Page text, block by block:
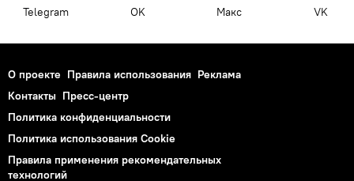
Telegram OK Макс VK
О проекте Правила использования Реклама
Контакты Пресс-центр
Политика конфиденциальности
Политика использования Cookie
Правила применения рекомендательных
технологий